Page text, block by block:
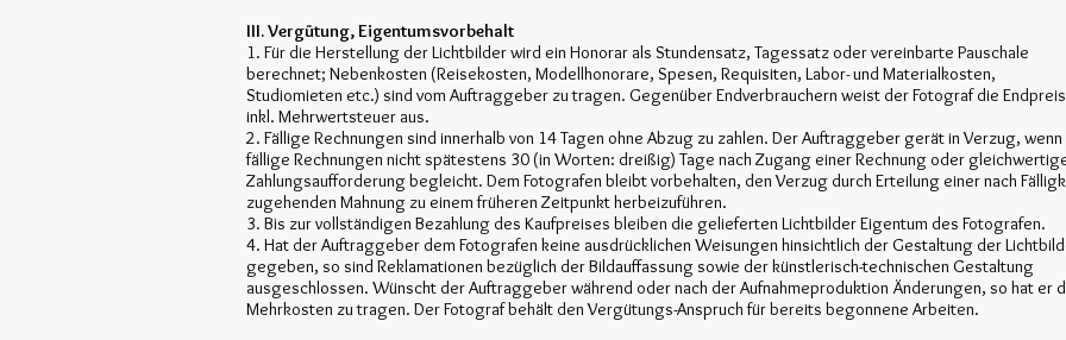
III. Vergütung, Eigentumsvorbehalt
1. Für die Herstellung der Lichtbilder wird ein Honorar als Stundensatz, Tagessatz oder vereinbarte Pauschale
berechnet; Nebenkosten (Reisekosten, Modellhonorare, Spesen, Requisiten, Labor- und Materialkosten,
Studiomieten etc.) sind vom Auftraggeber zu tragen. Gegenüber Endverbrauchern weist der Fotograf die
inkl. Mehrwertsteuer aus.
2. Fällige Rechnungen sind innerhalb von 14 Tagen ohne Abzug zu zahlen. Der Auftraggeber gerät in Verzug,
fällige Rechnungen nicht spätestens 30 (in Worten: dreißig) Tage nach Zugang einer Rechnung oder
Zahlungsaufforderung begleicht. Dem Fotografen bleibt vorbehalten, den Verzug durch Erteilung einer nach
zugehenden Mahnung zu einem früheren Zeitpunkt herbeizuführen.
3. Bis zur vollständigen Bezahlung des Kaufpreises bleiben die gelieferten Lichtbilder Eigentum des Fotografen.
4. Hat der Auftraggeber dem Fotografen keine ausdrücklichen Weisungen hinsichtlich der Gestaltung der
gegeben, so sind Reklamationen bezüglich der Bildauffassung sowie der künstlerisch-technischen Gestaltung
ausgeschlossen. Wünscht der Auftraggeber während oder nach der Aufnahmeproduktion Änderungen, so hat er
Mehrkosten zu tragen. Der Fotograf behält den Vergütungs-Anspruch für bereits begonnene Arbeiten.